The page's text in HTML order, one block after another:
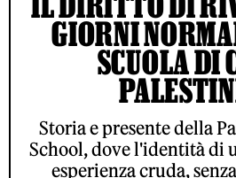
GIORNI
SCUOLA DI
Storia e presente della
School, dove l'identità di
esperienza cruda,